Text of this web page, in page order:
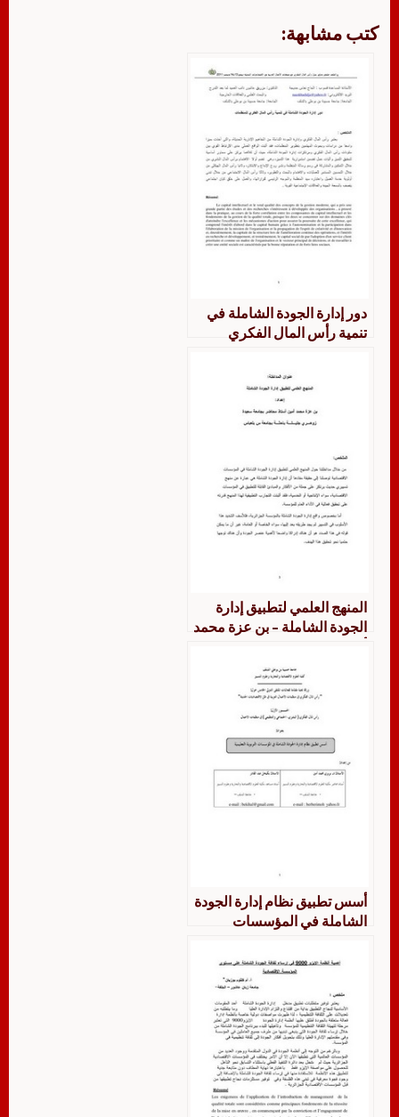
كتب مشابهة:
دور إدارة الجودة الشاملة في
تنمية رأس المال الفكري
مرزيق عاشور
المنهج العلمي لتطبيق إدارة
الجودة الشاملة – بن عزة محمد
أسس تطبيق نظام إدارة الجودة
الشاملة في المؤسسات
أمين و بكيحل عبد القادر